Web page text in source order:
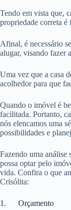
Tendo em vista que,
propriedade correta é
Afinal, é necessário
alugar, visando fazer
Uma vez que a casa
acolhedor para que
Quando o imóvel é
facilitada. Portanto,
nós elencamos uma
possibilidades e
Fazendo uma análise
possa optar pelo
vida. Confira o que
Crisólita:
1. Orçamento